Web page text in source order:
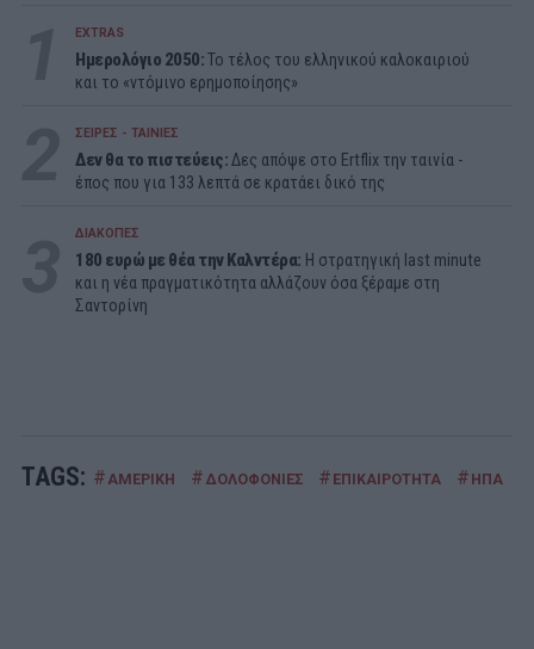
EXTRAS
Ημερολόγιο 2050:To τέλος του ελληνικού καλοκαιριού
και το «ντόμινο ερημοποίησης»
ΣΕΙΡΕΣ - ΤΑΙΝΙΕΣ
Δεν θα το πιστεύεις:Δες απόψε στο Ertflix την ταινία -
έπος που για 133 λεπτά σε κρατάει δικό της
ΔΙΑΚΟΠΕΣ
180 ευρώ με θέα την Καλντέρα: Η στρατηγική last minute
και η νέα πραγματικότητα αλλάζουν όσα ξέραμε στη
Σαντορίνη
TAGS: # ΑΜΕΡΙΚΗ # ΔΟΛΟΦΟΝΙΕΣ # ΕΠΙΚΑΙΡΟΤΗΤΑ # ΗΠΑ